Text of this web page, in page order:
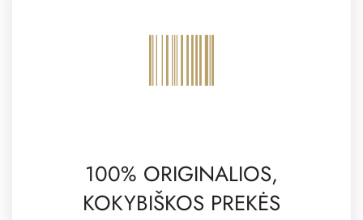
100% ORIGINALIOS,
KOKYBIŠKOS PREKĖS